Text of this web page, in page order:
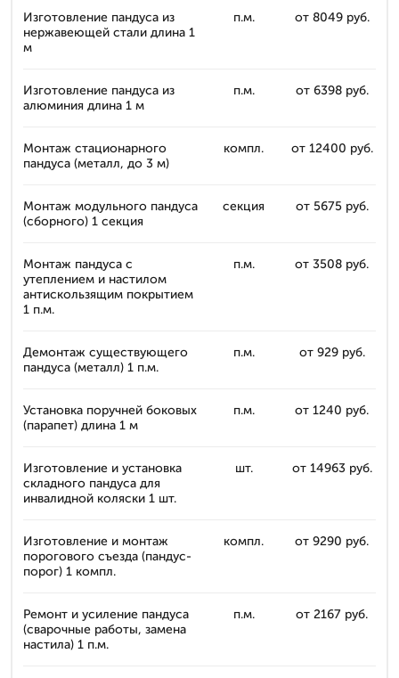
Изготовление пандуса из
нержавеющей стали длина 1
м
п.м. от 8049 руб.
Изготовление пандуса из
алюминия длина 1 м
п.м. от 6398 руб.
Монтаж стационарного
пандуса (металл, до 3 м)
компл. от 12400 руб.
Монтаж модульного пандуса
(сборного) 1 секция
секция от 5675 руб.
Монтаж пандуса с
утеплением и настилом
антискользящим покрытием
1 п.м.
п.м. от 3508 руб.
Демонтаж существующего
пандуса (металл) 1 п.м.
п.м. от 929 руб.
Установка поручней боковых
(парапет) длина 1 м
п.м. от 1240 руб.
Изготовление и установка
складного пандуса для
инвалидной коляски 1 шт.
шт. от 14963 руб.
Изготовление и монтаж
порогового съезда (пандус-
порог) 1 компл.
компл. от 9290 руб.
Ремонт и усиление пандуса
(сварочные работы, замена
настила) 1 п.м.
п.м. от 2167 руб.